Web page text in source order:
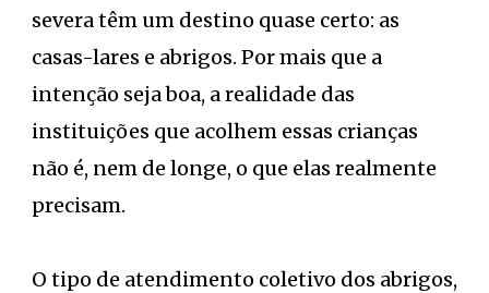
severa têm um destino quase certo: as
casas-lares e abrigos. Por mais que a
intenção seja boa, a realidade das
instituições que acolhem essas crianças
não é, nem de longe, o que elas realmente
precisam.
O tipo de atendimento coletivo dos abrigos,